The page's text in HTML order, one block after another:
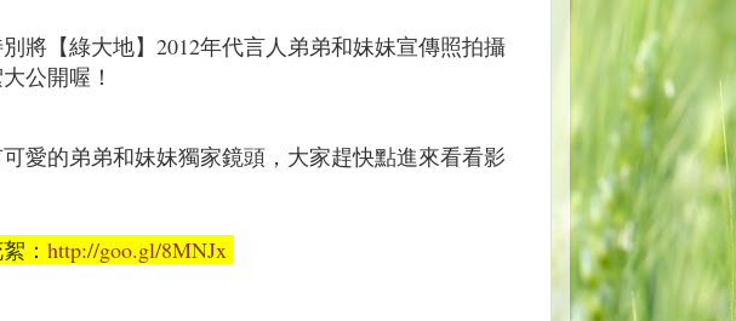
將【綠大地】2012年代言人弟弟和妹妹宣傳照拍攝
公開喔！
愛的弟弟和妹妹獨家鏡頭， 大家趕快點進來看看影
： http://goo.gl/8MNJx